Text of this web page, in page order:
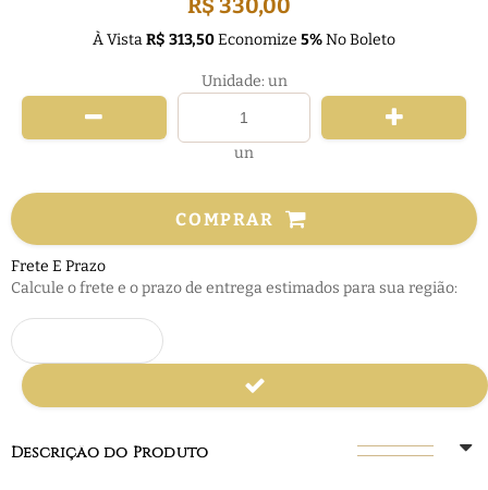
R$ 330,00
À VistaR$ 313,50Economize 5%No Boleto
Unidade: un
un
COMPRAR
Frete E Prazo
Calcule o frete e o prazo de entrega estimados para sua região:
Descrição do Produto